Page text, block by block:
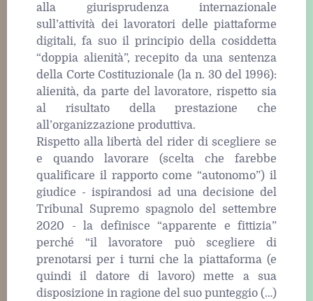
alla giurisprudenza internazionale
sull’attività dei lavoratori delle piattaforme
digitali, fa suo il principio della cosiddetta
“doppia alienità”, recepito da una sentenza
della Corte Costituzionale (la n. 30 del 1996):
alienità, da parte del lavoratore, rispetto sia
al risultato della prestazione che
all’organizzazione produttiva.
Rispetto alla libertà del rider di scegliere se
e quando lavorare (scelta che farebbe
qualificare il rapporto come “autonomo”) il
giudice - ispirandosi ad una decisione del
Tribunal Supremo spagnolo del settembre
2020 - la definisce “apparente e fittizia”
perché “il lavoratore può scegliere di
prenotarsi per i turni che la piattaforma (e
quindi il datore di lavoro) mette a sua
disposizione in ragione del suo punteggio (…)